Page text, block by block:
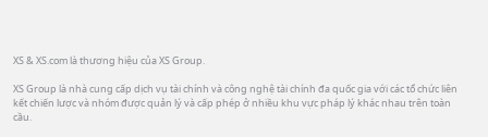
XS & XS.com là thương hiệu của XS Group.
XS Group là nhà cung cấp dịch vụ tài chính và công nghệ tài chính đa quốc gia với các tổ chức liên
kết chiến lược và nhóm được quản lý và cấp phép ở nhiều khu vực pháp lý khác nhau trên toàn
cầu.